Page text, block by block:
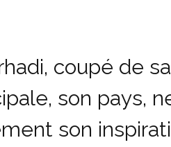
coupé de
son pays,
son